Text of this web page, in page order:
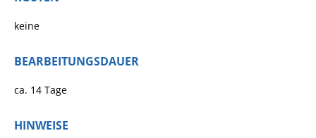
Gleichstellung
keine
BEARBEITUNGSDAUER
ca. 14 Tage
HINWEISE